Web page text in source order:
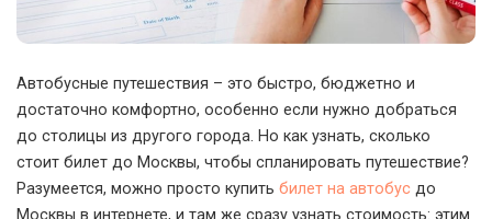
Автобусные путешествия – это быстро, бюджетно и
достаточно комфортно, особенно если нужно добраться
до столицы из другого города. Но как узнать, сколько
стоит билет до Москвы, чтобы спланировать путешествие?
Разумеется, можно просто купить билет на автобус до
Москвы в интернете, и там же сразу узнать стоимость: этим